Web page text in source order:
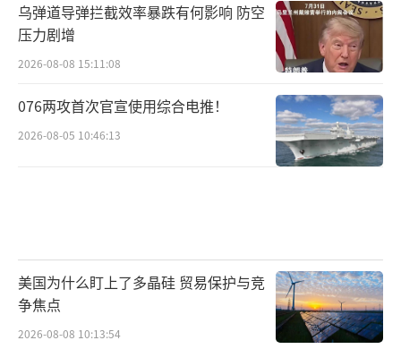
乌弹道导弹拦截效率暴跌有何影响 防空
压力剧增
2026-08-08 15:11:08
076两攻首次官宣使用综合电推！
2026-08-05 10:46:13
美国为什么盯上了多晶硅 贸易保护与竞
争焦点
2026-08-08 10:13:54